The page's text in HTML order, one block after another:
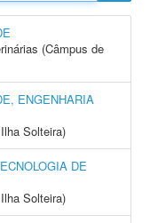
(Câmpus de
ENGENHARIA
Solteira)
DE
Solteira)